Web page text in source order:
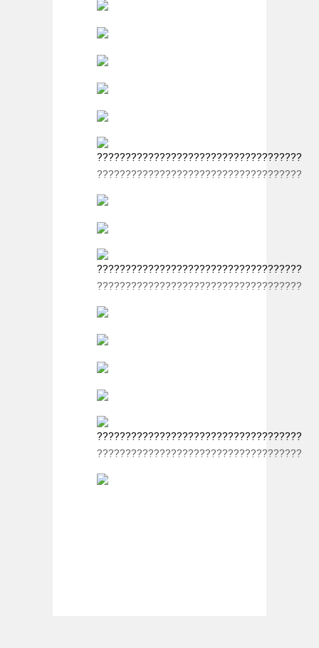
????????????????????????????????????
????????????????????????????????????
????????????????????????????????????